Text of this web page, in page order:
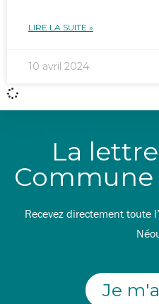
LIRE LA SUITE »
10 avril 2024
La
Commune
Recevez directement toute
Je